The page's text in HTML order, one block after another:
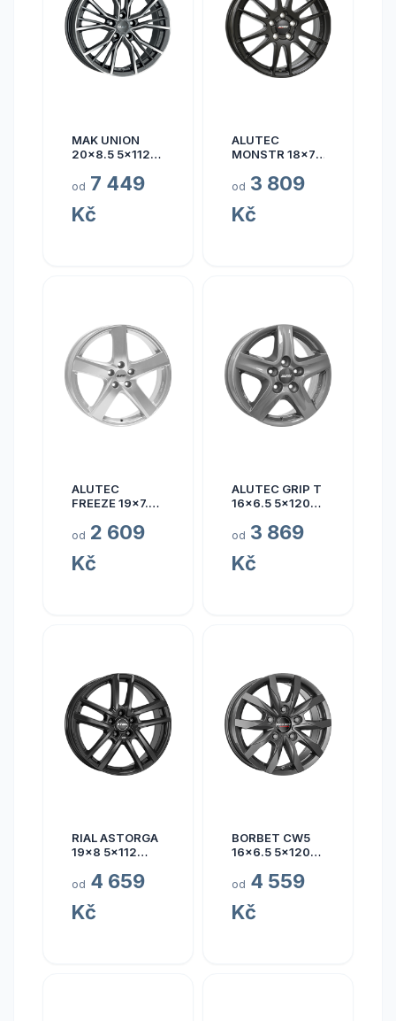
MAK UNION
20x8.5 5x112
od 7 449
Kč
ALUTEC
MONSTR 18x7.5
od 3 809
Kč
ALUTEC
FREEZE 19x7.5
od 2 609
Kč
ALUTEC GRIP T
16x6.5 5x120
od 3 869
Kč
RIAL ASTORGA
19x8 5x112
od 4 659
Kč
BORBET CW5
16x6.5 5x120
od 4 559
Kč